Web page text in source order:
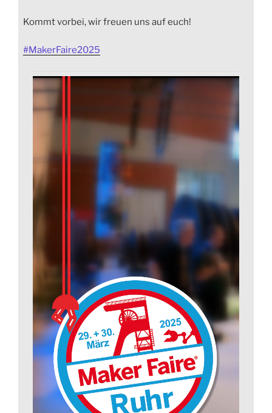
Kommt vorbei, wir freuen uns auf euch!
#MakerFaire2025